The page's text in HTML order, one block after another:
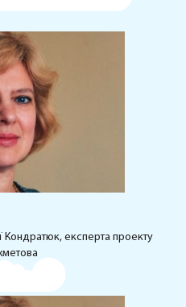
Кондратюк, експерта проекту